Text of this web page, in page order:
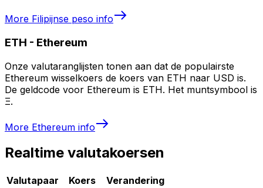
More Filipijnse peso info
ETH - Ethereum
Onze valutaranglijsten tonen aan dat de populairste
Ethereum wisselkoers de koers van ETH naar USD is.
De geldcode voor Ethereum is ETH. Het muntsymbool is
Ξ.
More Ethereum info
Realtime valutakoersen
Valutapaar Koers
Verandering